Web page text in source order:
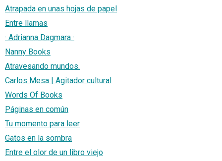
Atrapada en unas hojas de papel
Entre llamas
· Adrianna Dagmara ·
Nanny Books
Atravesando mundos.
Carlos Mesa | Agitador cultural
Words Of Books
Páginas en común
Tu momento para leer
Gatos en la sombra
Entre el olor de un libro viejo